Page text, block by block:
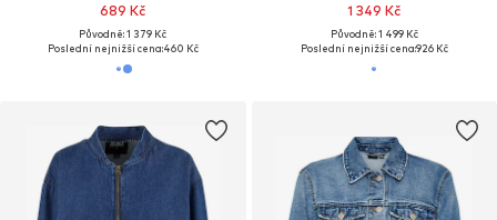
689 Kč
Původně: 1 379 Kč
Poslední nejnižší cena:460 Kč
1 349 Kč
Původně: 1 499 Kč
Poslední nejnižší cena:926 Kč